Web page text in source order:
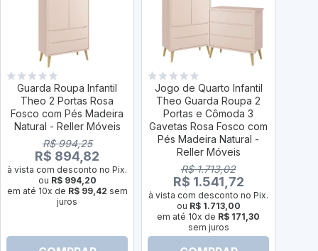
Guarda Roupa Infantil
Theo 2 Portas Rosa
Fosco com Pés Madeira
Natural - Reller Móveis
R$ 994,25
R$ 894,82
à vista com desconto no Pix.
ou R$ 994,20
em até 10x de R$ 99,42 sem
juros
Jogo de Quarto Infantil
Theo Guarda Roupa 2
Portas e Cômoda 3
Gavetas Rosa Fosco com
Pés Madeira Natural -
Reller Móveis
R$ 1.713,02
R$ 1.541,72
à vista com desconto no Pix.
ou R$ 1.713,00
em até 10x de R$ 171,30
sem juros